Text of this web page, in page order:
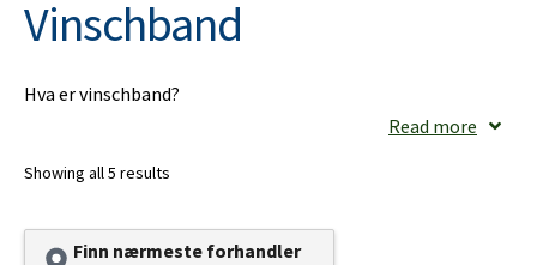
Vinschband
Hva er vinschband?
vinsjer for å sikre last på tilhengere. Disse vinschband er
festing av ulike typer gods. Hos VALERYD finner du kvalitets
Read more
Showing all 5 results
Finn nærmeste forhandler